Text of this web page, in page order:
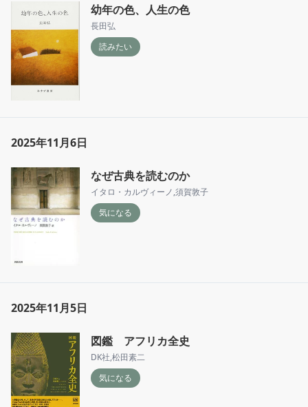
幼年の色、人生の色
長田弘
読みたい
2025年11月6日
なぜ古典を読むのか
イタロ・カルヴィーノ,須賀敦子
気になる
2025年11月5日
図鑑 アフリカ全史
DK社,松田素二
気になる